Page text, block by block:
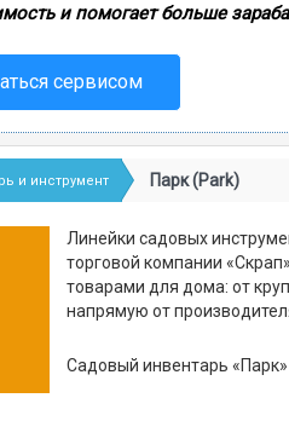
и помогает больше
сервисом
и инструмент Парк (Park)
Линейки садовых
торговой компании
товарами для дома: от
напрямую от
Садовый инвентарь